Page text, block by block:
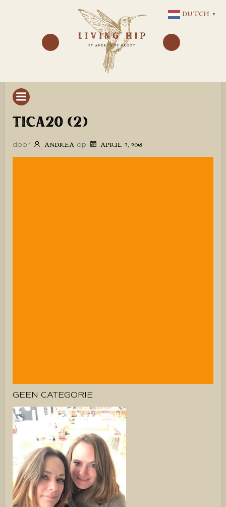
NAAR
DE
INHOUD
TICA20 (2)
door ANDREA op APRIL 2, 2018
GEEN CATEGORIE
DUTCH ▼